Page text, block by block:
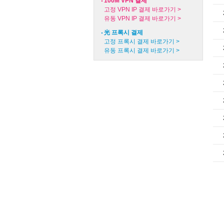
고정 VPN IP 결제 바로가기 >
유동 VPN IP 결제 바로가기 >
光 프록시 결제
고정 프록시 결제 바로가기 >
유동 프록시 결제 바로가기 >